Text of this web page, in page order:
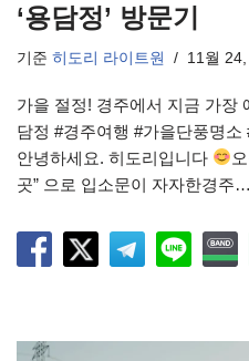
‘용담정’ 방문기
기준 히도리 라이트원 11월
가을 절정! 경주에서 지금 가장
담정 #경주여행 #가을단풍명
안녕하세요. 히도리입니다
곳” 으로 입소문이 자자한경주…